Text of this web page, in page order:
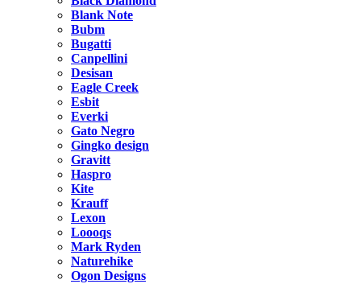
Blank Note
Bubm
Bugatti
Canpellini
Desisan
Eagle Creek
Esbit
Everki
Gato Negro
Gingko design
Gravitt
Haspro
Kite
Krauff
Lexon
Loooqs
Mark Ryden
Naturehike
Ogon Designs